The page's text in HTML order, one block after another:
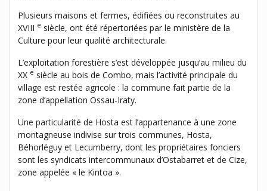
Plusieurs maisons et fermes, édifiées ou reconstruites au
XVIII e siècle, ont été répertoriées par le ministère de la
Culture pour leur qualité architecturale.
L’exploitation forestière s’est développée jusqu’au milieu du
XX e siècle au bois de Combo, mais l’activité principale du
village est restée agricole : la commune fait partie de la
zone d’appellation Ossau-Iraty.
Une particularité de Hosta est l’appartenance à une zone
montagneuse indivise sur trois communes, Hosta,
Béhorléguy et Lecumberry, dont les propriétaires fonciers
sont les syndicats intercommunaux d’Ostabarret et de Cize,
zone appelée « le Kintoa ».